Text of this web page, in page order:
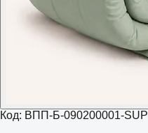
Код: ВПП-Б-090200001-SUP